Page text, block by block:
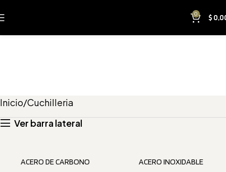
0 $
Inicio Cuchilleria
Ver barra lateral
ACERO DE CARBONO ACERO INOXIDABLE